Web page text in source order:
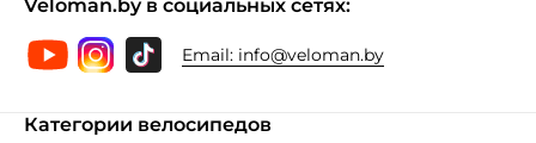
Veloman.by в социальных сетях:
Email: info@veloman.by
Категории велосипедов